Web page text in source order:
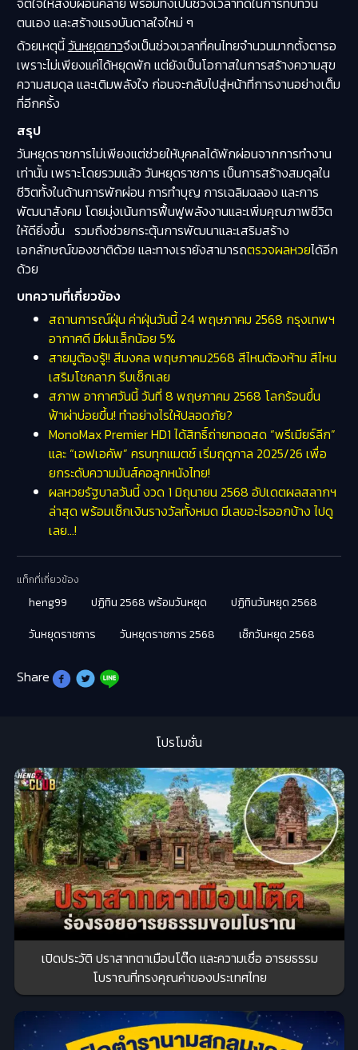
ตนเอง และสร้างแรงบันดาลใจใหม่ ๆ
ด้วยเหตุนี้วันหยุดยาวจึงเป็นช่วงเวลาที่คนไทยจำนวนมากตั้งตารอ
เพราะไม่เพียงแค่ได้หยุดพัก แต่ยังเป็นโอกาสในการสร้างความสุข
ความสมดุล และเติมพลังใจ ก่อนจะกลับไปสู่หน้าที่การงานอย่างเต็ม
ที่อีกครั้ง
สรุป
วันหยุดราชการไม่เพียงแต่ช่วยให้บุคคลได้พักผ่อนจากการทำงาน
เท่านั้น เพราะโดยรวมแล้ว วันหยุดราชการ เป็นการสร้างสมดุลใน
ชีวิตทั้งในด้านการพักผ่อน การทำบุญ การเฉลิมฉลอง และการ
พัฒนาสังคม โดยมุ่งเน้นการฟื้นฟูพลังงานและเพิ่มคุณภาพชีวิต
ให้ดียิ่งขึ้น รวมถึงช่วยกระตุ้นการพัฒนาและเสริมสร้าง
เอกลักษณ์ของชาติด้วย และทางเรายังสามารถตรวจผลหวยได้อีก
ด้วย
บทความที่เกี่ยวข้อง
สถานการณ์ฝุ่น ค่าฝุ่นวันนี้ 24 พฤษภาคม 2568 กรุงเทพฯ
อากาศดี มีฝนเล็กน้อย 5%
สายมูต้องรู้!! สีมงคล พฤษภาคม2568 สีไหนต้องห้าม สีไหน
เสริมโชคลาภ รีบเช็กเลย
สภาพ อากาศวันนี้ วันที่ 8 พฤษภาคม 2568 โลกร้อนขึ้น
ฟ้าผ่าบ่อยขึ้น! ทำอย่างไรให้ปลอดภัย?
MonoMax Premier HD1 ได้สิทธิ์ถ่ายทอดสด “พรีเมียร์ลีก”
และ “เอฟเอคัพ” ครบทุกแมตช์ เริ่มฤดูกาล 2025/26 เพื่อ
ยกระดับความมันส์คอลูกหนังไทย!
ผลหวยรัฐบาลวันนี้ งวด 1 มิถุนายน 2568 อัปเดตผลสลากฯ
ล่าสุด พร้อมเช็กเงินรางวัลทั้งหมด มีเลขอะไรออกบ้าง ไปดู
เลย…!
แท็กที่เกี่ยวข้อง
heng99 ปฏิทิน 2568 พร้อมวันหยุด
ปฏิทินวันหยุด 2568
วันหยุดราชการ
วันหยุดราชการ 2568 เช็กวันหยุด 2568
Share
โปรโมชั่น
เปิดประวัติ ปราสาทตาเมือนโต๊ด และความเชื่อ อารยธรรม
โบราณที่ทรงคุณค่าของประเทศไทย